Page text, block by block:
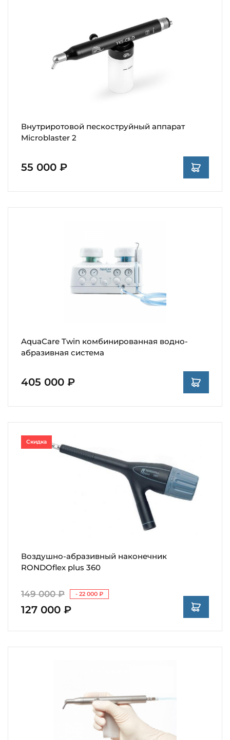
Внутриротовой пескоструйный аппарат
Microblaster 2
55 000 ₽
AquaCare Twin комбинированная водно-
абразивная система
405 000 ₽
Воздушно-абразивный наконечник
RONDOflex plus 360
149 000 ₽ - 22 000 ₽
127 000 ₽
Скидка